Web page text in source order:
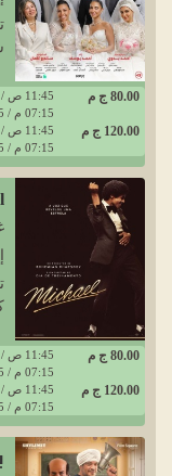
80.00 ج م
07:15 م / 09:45 م / 11:45 م
120.00 ج م
07:15 م / 09:45 م / 11:45 م
80.00 ج م
07:15 م / 09:45 م / 11:45 م
120.00 ج م
07:15 م / 09:45 م / 11:45 م